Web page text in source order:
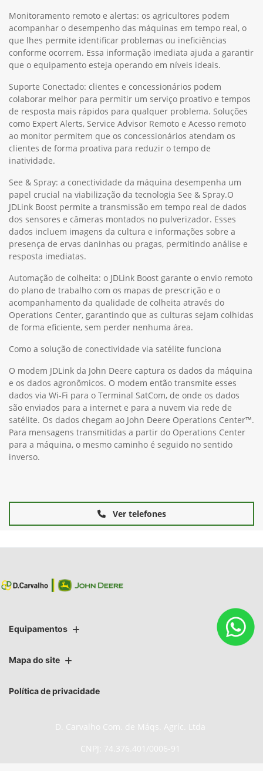
Monitoramento remoto e alertas: os agricultores podem
acompanhar o desempenho das máquinas em tempo real, o
que lhes permite identificar problemas ou ineficiências
conforme ocorrem. Essa informação imediata ajuda a garantir
que o equipamento esteja operando em níveis ideais.
Suporte Conectado: clientes e concessionários podem
colaborar melhor para permitir um serviço proativo e tempos
de resposta mais rápidos para qualquer problema. Soluções
como Expert Alerts, Service Advisor Remoto e Acesso remoto
ao monitor permitem que os concessionários atendam os
clientes de forma proativa para reduzir o tempo de
inatividade.
See & Spray: a conectividade da máquina desempenha um
papel crucial na viabilização da tecnologia See & Spray.O
JDLink Boost permite a transmissão em tempo real de dados
dos sensores e câmeras montados no pulverizador. Esses
dados incluem imagens da cultura e informações sobre a
presença de ervas daninhas ou pragas, permitindo análise e
resposta imediatas.
Automação de colheita: o JDLink Boost garante o envio remoto
do plano de trabalho com os mapas de prescrição e o
acompanhamento da qualidade de colheita através do
Operations Center, garantindo que as culturas sejam colhidas
de forma eficiente, sem perder nenhuma área.
Como a solução de conectividade via satélite funciona
O modem JDLink da John Deere captura os dados da máquina
e os dados agronômicos. O modem então transmite esses
dados via Wi-Fi para o Terminal SatCom, de onde os dados
são enviados para a internet e para a nuvem via rede de
satélite. Os dados chegam ao John Deere Operations Center™.
Para mensagens transmitidas a partir do Operations Center
para a máquina, o mesmo caminho é seguido no sentido
inverso.
Ver telefones
Equipamentos
Mapa do site
Política de privacidade
D. Carvalho Com. de Máqs. Agríc. Ltda
CNPJ: 74.376.401/0006-91